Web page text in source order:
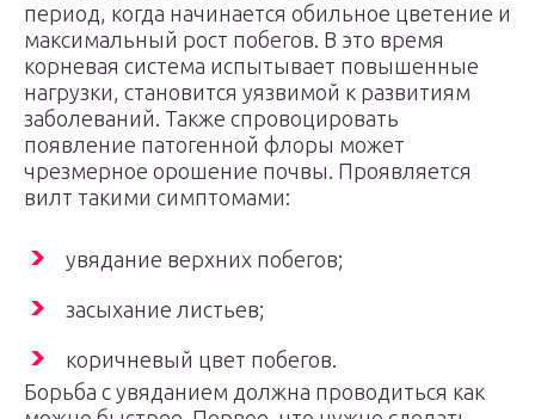
период, когда начинается обильное цветение и
максимальный рост побегов. В это время
корневая система испытывает повышенные
нагрузки, становится уязвимой к развитиям
заболеваний. Также спровоцировать
появление патогенной флоры может
чрезмерное орошение почвы. Проявляется
вилт такими симптомами:
увядание верхних побегов;
засыхание листьев;
коричневый цвет побегов.
Борьба с увяданием должна проводиться как